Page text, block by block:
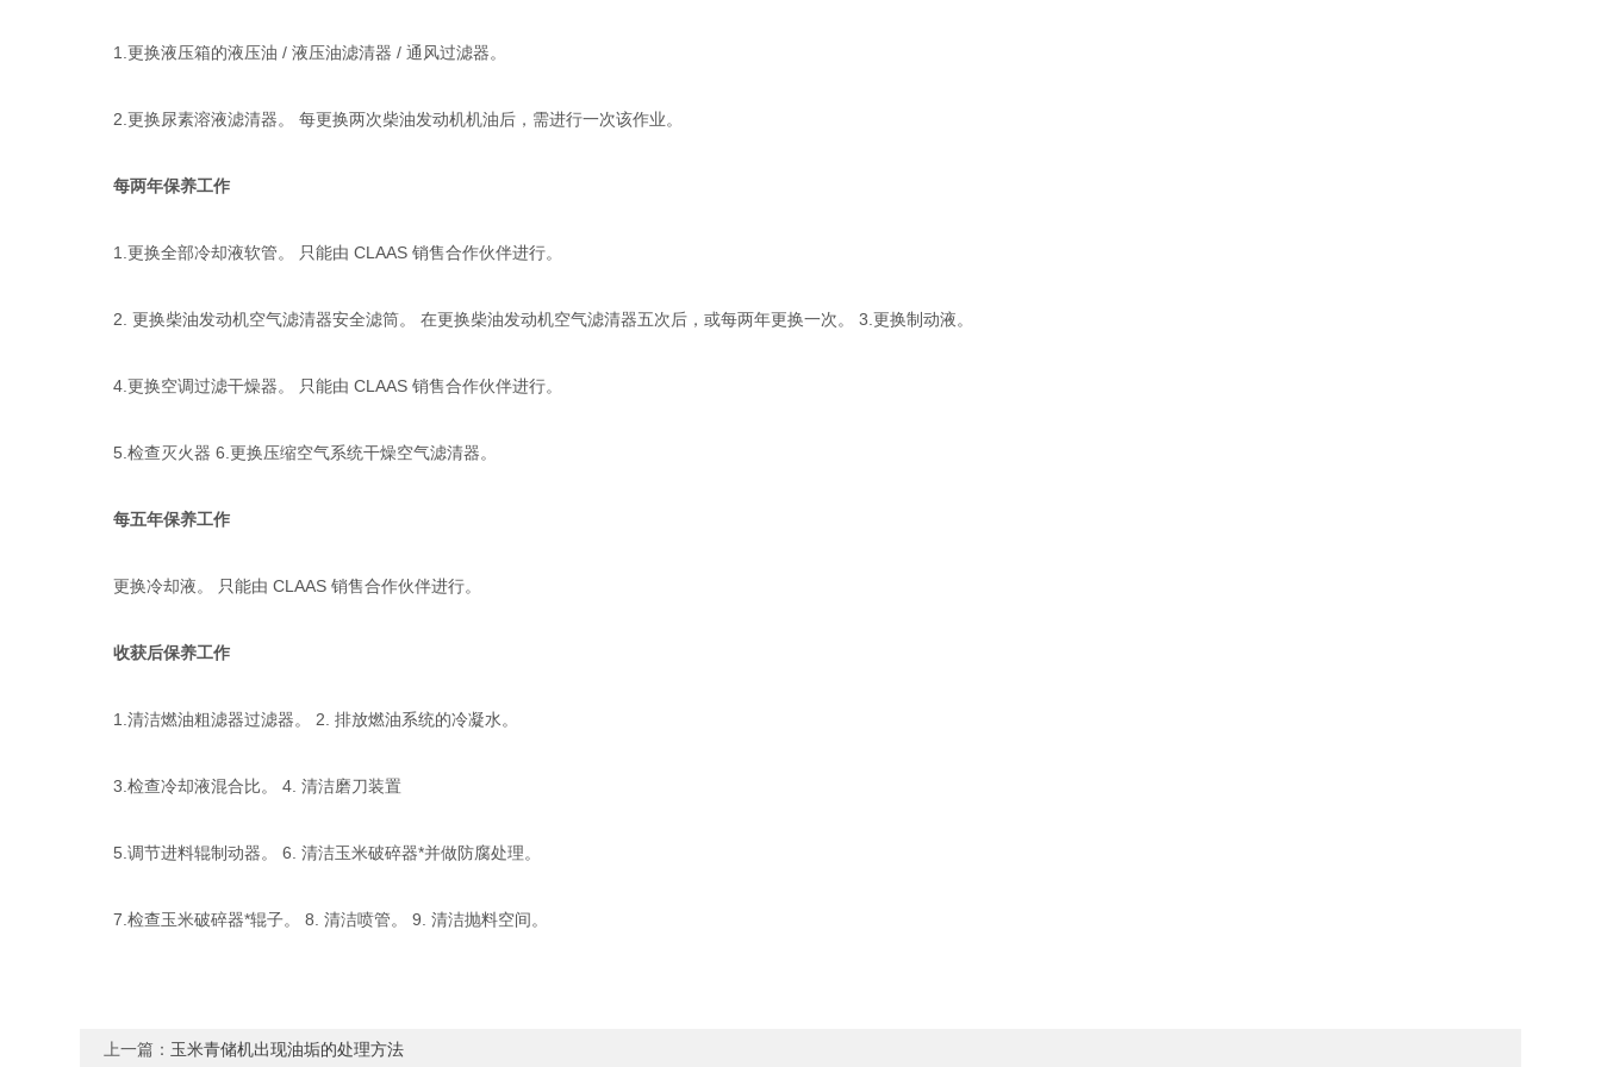
1.更换液压箱的液压油 / 液压油滤清器 / 通风过滤器。
2.更换尿素溶液滤清器。 每更换两次柴油发动机机油后，需进行一次该作业。
每两年保养工作
1.更换全部冷却液软管。 只能由 CLAAS 销售合作伙伴进行。
2. 更换柴油发动机空气滤清器安全滤筒。 在更换柴油发动机空气滤清器五次后，或每两年更换一次。 3.更换制动液。
4.更换空调过滤干燥器。 只能由 CLAAS 销售合作伙伴进行。
5.检查灭火器 6.更换压缩空气系统干燥空气滤清器。
每五年保养工作
更换冷却液。 只能由 CLAAS 销售合作伙伴进行。
收获后保养工作
1.清洁燃油粗滤器过滤器。 2. 排放燃油系统的冷凝水。
3.检查冷却液混合比。 4. 清洁磨刀装置
5.调节进料辊制动器。 6. 清洁玉米破碎器*并做防腐处理。
7.检查玉米破碎器*辊子。 8. 清洁喷管。 9. 清洁抛料空间。
上一篇： 玉米青储机出现油垢的处理方法